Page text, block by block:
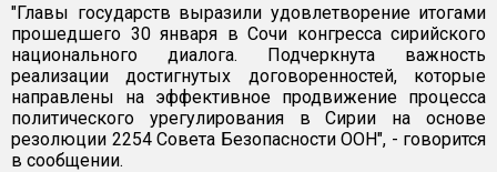
"Главы государств выразили удовлетворение итогами
прошедшего 30 января в Сочи конгресса сирийского
национального диалога. Подчеркнута важность
реализации достигнутых договоренностей, которые
направлены на эффективное продвижение процесса
политического урегулирования в Сирии на основе
резолюции 2254 Совета Безопасности ООН", - говорится
в сообщении.